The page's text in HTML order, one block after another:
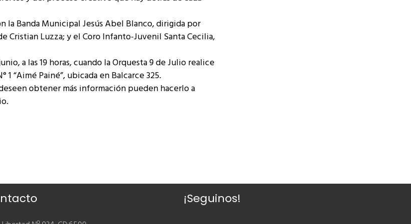
Banda Municipal Jesús Abel Blanco, dirigida por
Cristian Luzza; y el Coro Infanto-Juvenil Santa Cecilia,
a las 19 horas, cuando la Orquesta 9 de Julio realice
“Aimé Painé”, ubicada en Balcarce 325.
obtener más información pueden hacerlo a
¡Seguinos!